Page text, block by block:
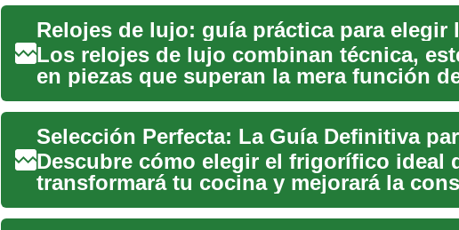
Relojes de lujo: guía práctica para elegir
Los relojes de lujo combinan técnica,
en piezas que superan la mera función
Para ...
Descubre cómo elegir el frigorífico ideal
transformará tu cocina y mejorará la
alimentos. Des...